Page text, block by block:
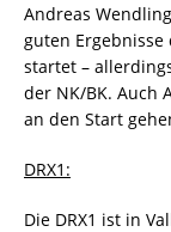
Andreas
guten
startet –
der NK/BK. Auch
an den Start
DRX1:
Die DRX1 ist in